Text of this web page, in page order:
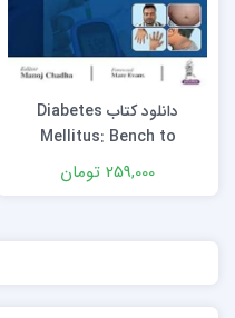
دانلود کتاب Diabetes
Mellitus: Bench to
Bedside with Focus on
Secondary Diabetes 1st
259,000 تومان